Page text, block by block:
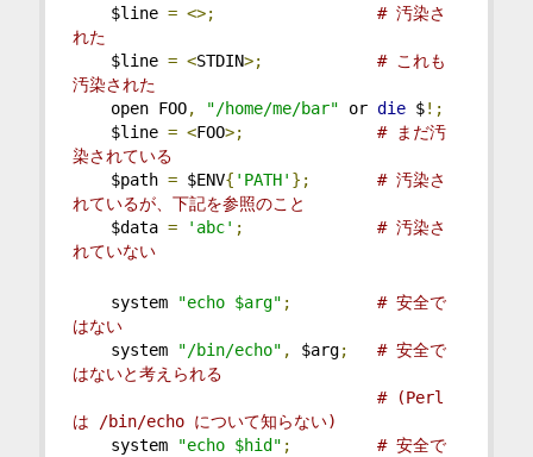
$line = <>;
# 汚染さ
れた
$line = <STDIN>;
# これも
汚染された
open FOO, "/home/me/bar" or die $!;
$line = <FOO>;
# まだ汚
染されている
$path = $ENV{ 'PATH' };
# 汚染さ
れているが、下記を参照のこと
$data = 'abc' ;
# 汚染さ
れていない
system "echo $arg" ;
# 安全で
はない
system
"/bin/echo" , $arg;
# 安全で
はないと考えられる
# (Perl
は /bin/echo について知らない)
system
"echo $hid" ;
# 安全で